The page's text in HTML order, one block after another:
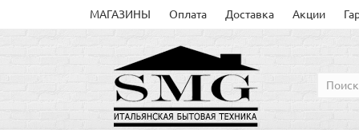
МАГАЗИНЫ Оплата Доставка Акции